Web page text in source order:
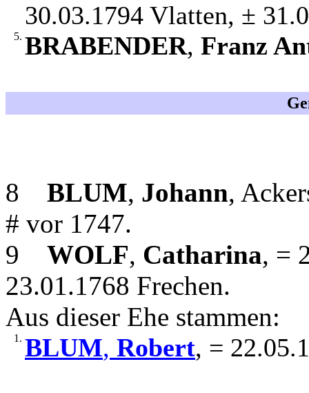
30.03.1794 Vlatten, ±
5. BRABENDER, Franz
8 BLUM, Johann,
# vor 1747.
9 WOLF, Catharina, =
23.01.1768 Frechen.
Aus dieser Ehe stammen:
1. BLUM, Robert, =